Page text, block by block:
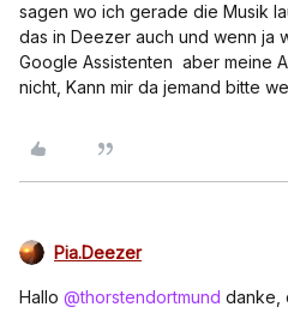
sagen wo ich gerade die Musik
das in Deezer auch und wenn ja
Google Assistenten aber meine
nicht, Kann mir da jemand bitte
Pia.Deezer
Hallo @thorstendortmund danke,